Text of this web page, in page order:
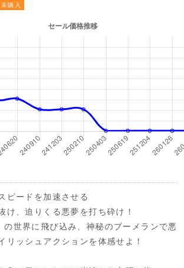
未購入
ピードを加速させる
け、迫りくる悪夢を打ち砕け！
世界に飛び込み、神秘のブーメランで悪
リッシュアクションを体感せよ！